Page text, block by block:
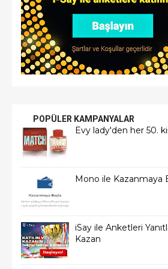
POPÜLER KAMPANYALAR
Evy lady'den her 50.
Mono ile Kazanmaya
iSay ile Anketleri
Kazan